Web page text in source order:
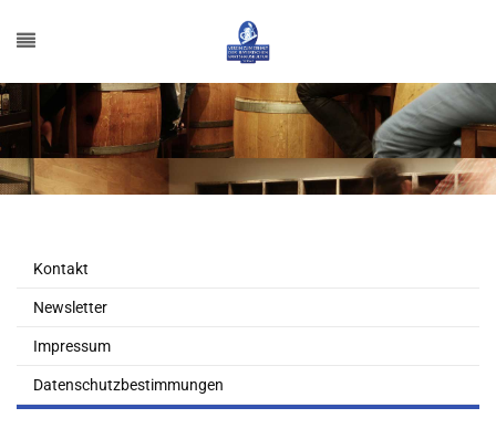
Kontakt
Newsletter
Impressum
Datenschutzbestimmungen